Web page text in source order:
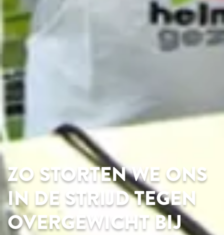
ZO STORTEN WE ONS
IN DE STRIJD TEGEN
OVERGEWICHT BIJ